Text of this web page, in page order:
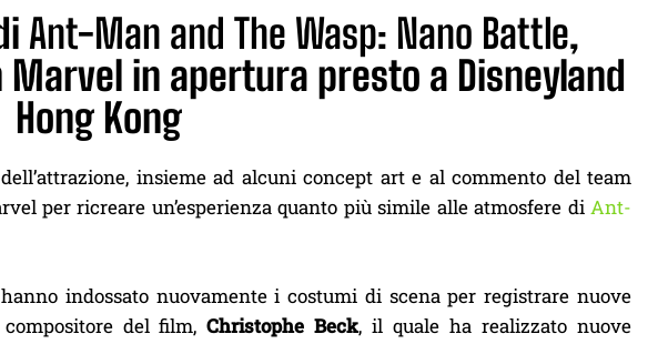
Ant-Man and The Wasp: Nano Battle,
in apertura presto a Disneyland
Hong Kong
insieme ad alcuni concept art e al commento del team
per ricreare un’esperienza quanto più simile alle atmosfere di Ant-
hanno indossato nuovamente i costumi di scena per registrare nuove
compositore del film,Christophe Beck, il quale ha realizzato nuove